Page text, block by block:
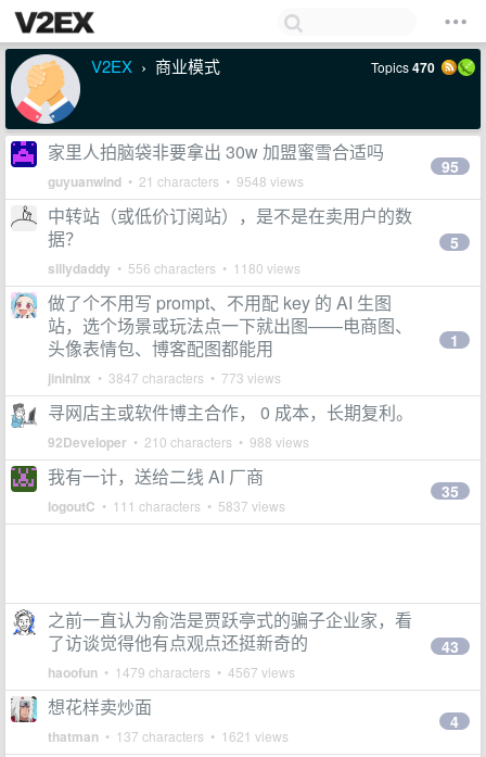
V2EX › 商业模式 Topics470
家里人拍脑袋非要拿出 30w 加盟蜜雪合适吗
guyuanwind • 21 characters • 9548 views
95
中转站（或低价订阅站），是不是在卖用户的数
据？
sillydaddy • 556 characters • 1180 views
5
做了个不用写 prompt、不用配 key 的 AI 生图
站，选个场景或玩法点一下就出图——电商图、
头像表情包、博客配图都能用
jinininx • 3847 characters • 773 views
1
寻网店主或软件博主合作， 0 成本，长期复利。
92Developer • 210 characters • 988 views
我有一计，送给二线 AI 厂商
logoutC • 111 characters • 5837 views
35
之前一直认为俞浩是贾跃亭式的骗子企业家，看
了访谈觉得他有点观点还挺新奇的
haoofun • 1479 characters • 4567 views
43
想花样卖炒面
thatman • 137 characters • 1621 views
4